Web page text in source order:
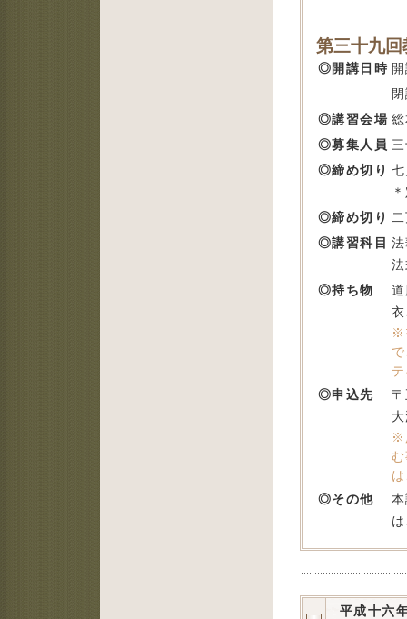
第三十九
◎開講日時
◎講習会場
◎募集人員
◎締め切り
◎締め切り
◎講習科目
◎持ち物
※
◎申込先
※
◎その他
平成十六